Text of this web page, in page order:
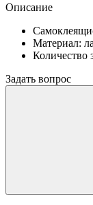
Описание
Материал:
Количество
Задать вопрос